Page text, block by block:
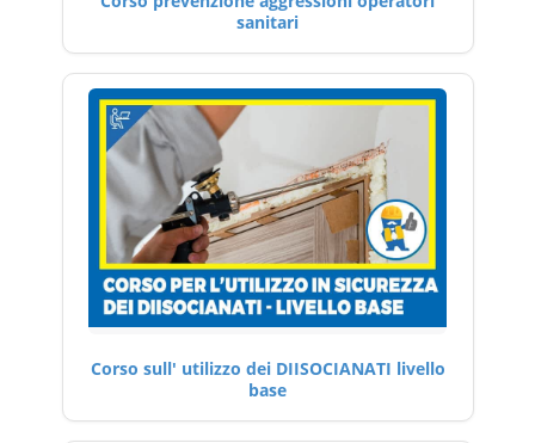
sanitari
Corso sull' utilizzo dei DIISOCIANATI livello
base